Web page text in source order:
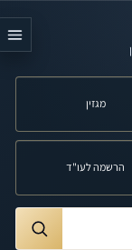
מגזין
הרשמה לעו"ד